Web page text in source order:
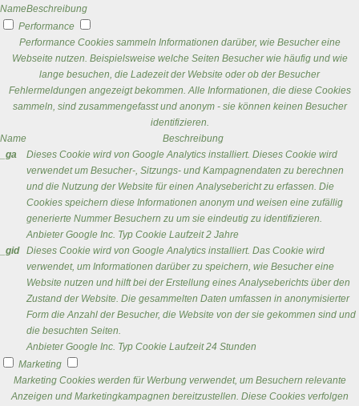
NameBeschreibung
Performance
Performance Cookies sammeln Informationen darüber, wie Besucher eine
Webseite nutzen. Beispielsweise welche Seiten Besucher wie häufig und wie
lange besuchen, die Ladezeit der Website oder ob der Besucher
Fehlermeldungen angezeigt bekommen. Alle Informationen, die diese Cookies
sammeln, sind zusammengefasst und anonym - sie können keinen Besucher
identifizieren.
Name
Beschreibung
_ga
Dieses Cookie wird von Google Analytics installiert. Dieses Cookie wird
verwendet um Besucher-, Sitzungs- und Kampagnendaten zu berechnen
und die Nutzung der Website für einen Analysebericht zu erfassen. Die
Cookies speichern diese Informationen anonym und weisen eine zufällig
generierte Nummer Besuchern zu um sie eindeutig zu identifizieren.
Anbieter Google Inc. Typ Cookie Laufzeit 2 Jahre
_gid
Dieses Cookie wird von Google Analytics installiert. Das Cookie wird
verwendet, um Informationen darüber zu speichern, wie Besucher eine
Website nutzen und hilft bei der Erstellung eines Analyseberichts über den
Zustand der Website. Die gesammelten Daten umfassen in anonymisierter
Form die Anzahl der Besucher, die Website von der sie gekommen sind und
die besuchten Seiten.
Anbieter Google Inc. Typ Cookie Laufzeit 24 Stunden
Marketing
Marketing Cookies werden für Werbung verwendet, um Besuchern relevante
Anzeigen und Marketingkampagnen bereitzustellen. Diese Cookies verfolgen